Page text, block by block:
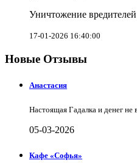
Уничтожение
17-01-2026 16:40:00
Новые Отзывы
Анастасия
Настоящая Гадалка и денег не
05-03-2026
Кафе «Софья»